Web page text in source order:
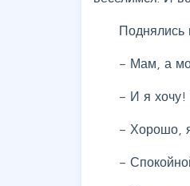
Поднялись
– Мам, а
– И я хочу!
– Хорошо,
–